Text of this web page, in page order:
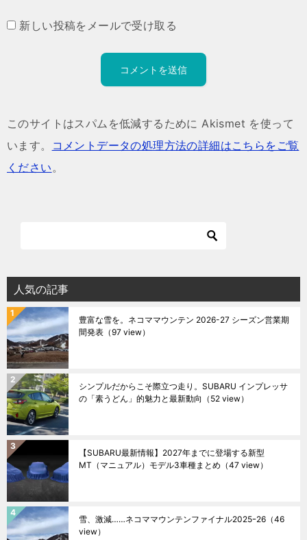
新しい投稿をメールで受け取る
このサイトはスパムを低減するために Akismet を使って
います。
コメントデータの処理方法の詳細はこちらをご覧
ください。
人気の記事
豊富な雪を。ネコママウンテン 2026-27 シーズン営業期
間発表 （97 view）
シンプルだからこそ際立つ走り。SUBARU インプレッサ
の「素うどん」的魅力と最新動向 （52 view）
【SUBARU最新情報】2027年までに登場する新型
MT（マニュアル）モデル3車種まとめ （47 view）
雪、激減……ネコママウンテンファイナル2025ｰ26 （46
view）